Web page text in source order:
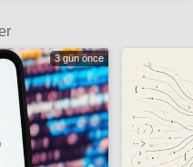
3 gün önce